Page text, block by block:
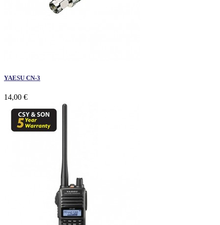
YAESU CN-3
14,00 €